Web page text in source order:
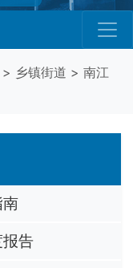
> 乡镇街道 > 南江
告